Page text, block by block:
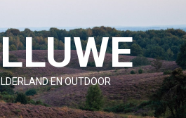
EN OUTDOOR